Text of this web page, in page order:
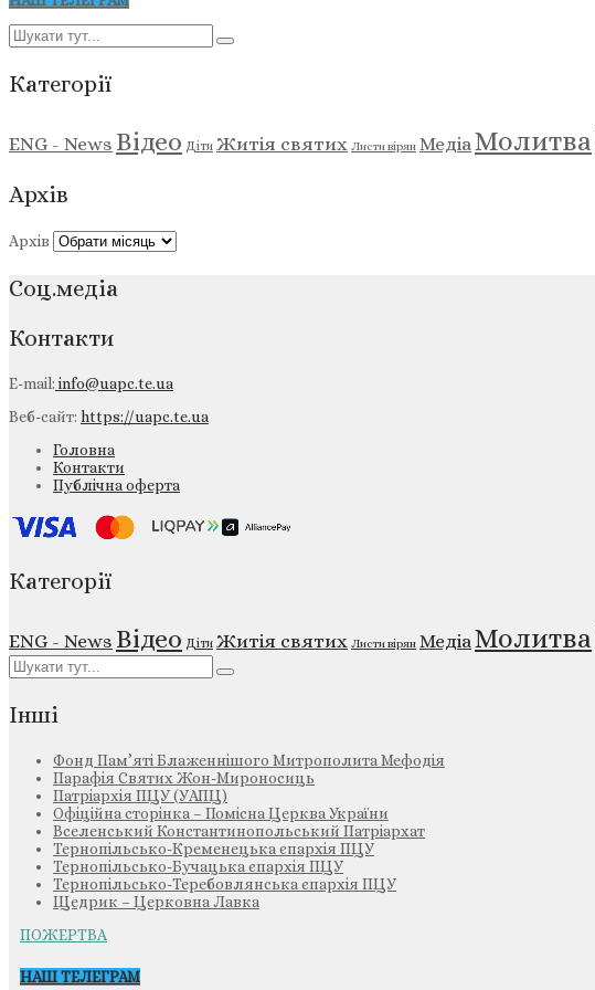
Категорії
ENG - News Відео Діти Житія святих Листи вірян МедіаМолитва
Архів
Архів
Соц.медіа
Контакти
E-mail:info@uapc.te.ua
Веб-сайт: https://uapc.te.ua
Головна
Контакти
Публічна оферта
Категорії
ENG - News Відео Діти Житія святих Листи вірян МедіаМолитва
Інші
Фонд Пам’яті Блаженнішого Митрополита Мефодія
Парафія Святих Жон-Мироносиць
Патріархія ПЦУ (УАПЦ)
Офіційна сторінка – Помісна Церква України
Вселенський Константинопольський Патріархат
Тернопільсько-Кременецька єпархія ПЦУ
Тернопільсько-Бучацька єпархія ПЦУ
Тернопільсько-Теребовлянська єпархія ПЦУ
Щедрик – Церковна Лавка
ПОЖЕРТВА
НАШ ТЕЛЕГРАМ